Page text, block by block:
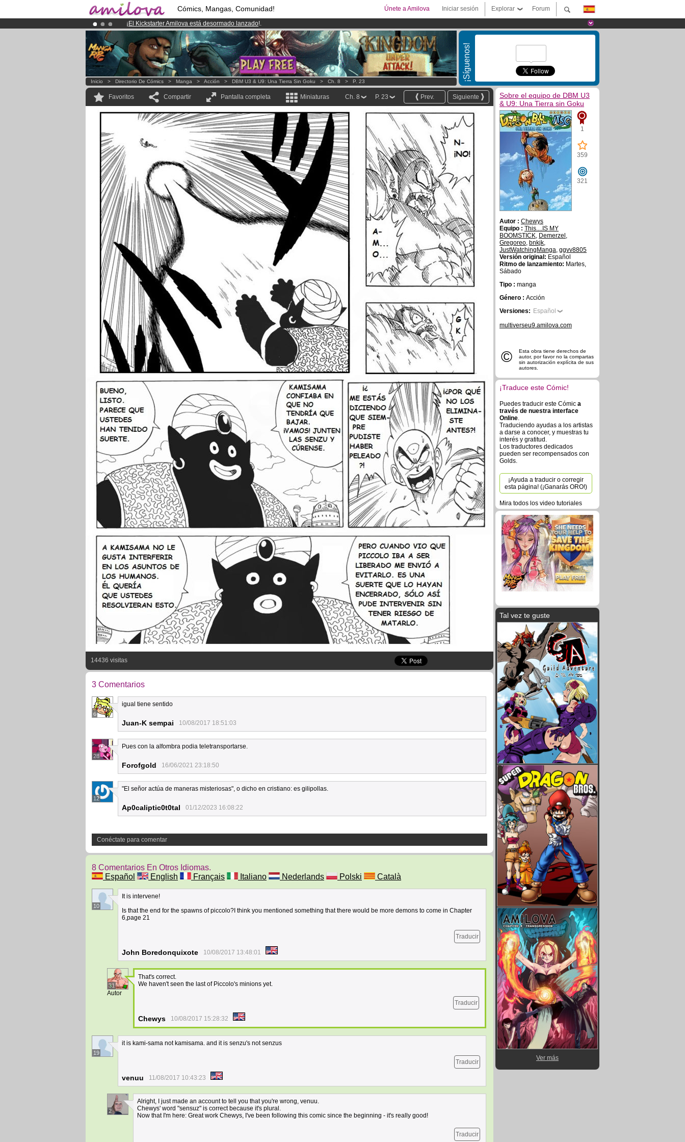
Cómics, Mangas, Comunidad! Forum
Explorar
Iniciar sesión
Únete a Amilova
¡ El Kickstarter Amilova está desormado lanzado!.
¡Ya tenemos 134393miembrosy 1208Cómics y Mangas!.
¡Conviertete en Premium por3.95 euros al mes!Hazte Premium ya
¡Síguenos!
Inicio > Directorio De Cómics > Manga > Acción > DBM U3 & U9: Una Tierra Sin Goku > Ch. 8 > P. 23
Favoritos Compartir Pantalla completa Miniaturas Siguiente
Prev.
P. 23
Ch. 8
14436 visitas
3 Comentarios
6
igual tiene sentido
Juan-K sempai 10/08/2017 18:51:03
28
Pues con la alfombra podia teletransportarse.
Forofgold 16/06/2021 23:18:50
12
"El señor actúa de maneras misteriosas", o dicho en cristiano: es gilipollas.
Ap0caliptic0t0tal 01/12/2023 16:08:22
Conéctate para comentar
8 Comentarios En Otros Idiomas.
Español
English Français Italiano Nederlands Polski Català
10
It is intervene!
Is that the end for the spawns of piccolo?I think you mentioned something that there would be more demons to come in Chapter
6,page 21
Traducir
John Boredonquixote 10/08/2017 13:48:01
31
Autor
That's correct.
We haven't seen the last of Piccolo's minions yet.
Traducir
Chewys 10/08/2017 15:28:32
19
it is kami-sama not kamisama. and it is senzu's not senzus
Traducir
venuu 11/08/2017 10:43:23
2
Alright, I just made an account to tell you that you're wrong, venuu.
Chewys' word "sensuz" is correct because it's plural.
Now that I'm here: Great work Chewys, I've been following this comic since the beginning - it's really good!
Traducir
Sobre el equipo de DBM U3
& U9: Una Tierra sin Goku
1
359
321
Autor : Chewys
Equipo : This....IS MY
BOOMSTICK, Demerzel ,
Gregoreo, bnkjk,
JustWatchingManga, ggvv8805
Versión original: Español
Ritmo de lanzamiento: Martes,
Sábado
Tipo : manga
Género : Acción
Versiones: Español
multiverseu9.amilova.com
©
Esta obra tiene derechos de
autor, por favor no la compartas
sin autorización explícita de sus
autores.
¡Traduce este Cómic!
Puedes traducir este Cómic a
través de nuestra interface
Online.
Traduciendo ayudas a los artistas
a darse a conocer, y muestras tu
interés y gratitud.
Los traductores dedicados
pueden ser recompensados con
Golds.
¡Ayuda a traducir o corregir
esta página! (¡Ganarás ORO!)
Mira todos los video tutoriales
Tal vez te guste
Ver más